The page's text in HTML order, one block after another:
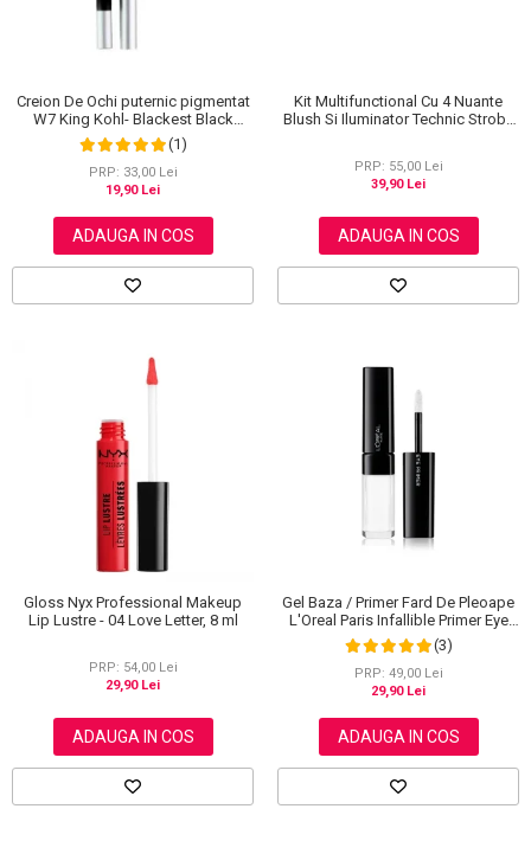
Creion De Ochi puternic pigmentat
W7 King Kohl- Blackest Black
(Negru) (1)
PRP: 33,00 Lei
19,90 Lei
ADAUGA IN COS
Kit Multifunctional Cu 4 Nuante
Blush Si Iluminator Technic Strobe
PRP: 55,00 Lei
39,90 Lei
ADAUGA IN COS
Gloss Nyx Professional Makeup
Lip Lustre - 04 Love Letter, 8 ml
PRP: 54,00 Lei
29,90 Lei
ADAUGA IN COS
Gel Baza / Primer Fard De Pleoape
L'Oreal Paris Infallible Primer Eye
Shadow Base 100, 3 ml
(3)
PRP: 49,00 Lei
29,90 Lei
ADAUGA IN COS